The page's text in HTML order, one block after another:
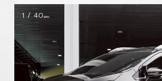
1 / 40